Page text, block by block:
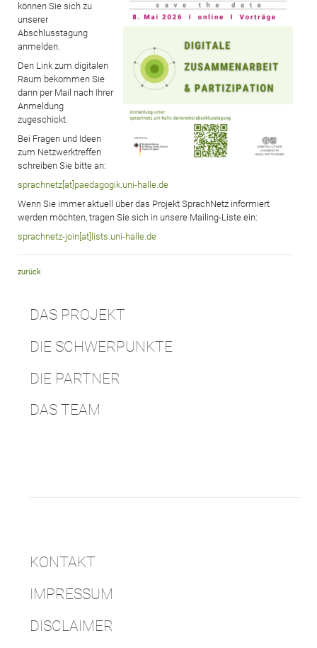
können Sie sich zu
unserer
Abschlusstagung
anmelden.
Den Link zum digitalen
Raum bekommen Sie
dann per Mail nach Ihrer
Anmeldung
zugeschickt.
Bei Fragen und Ideen
zum Netzwerktreffen
schreiben Sie bitte an:
sprachnetz[at]paedagogik.uni-halle.de
Wenn Sie immer aktuell über das Projekt SprachNetz informiert
werden möchten, tragen Sie sich in unsere Mailing-Liste ein:
sprachnetz-join[at]lists.uni-halle.de
zurück
DAS PROJEKT
DIE SCHWERPUNKTE
DIE PARTNER
DAS TEAM
KONTAKT
IMPRESSUM
DISCLAIMER